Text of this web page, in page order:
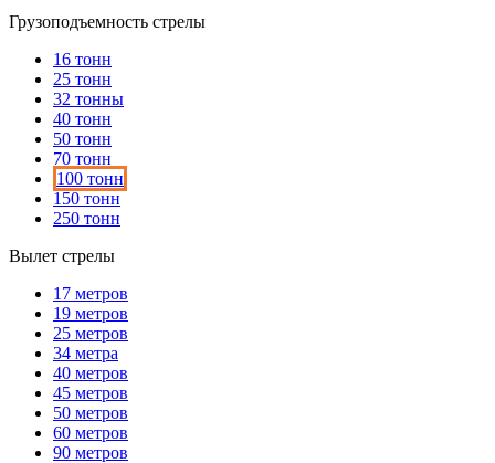
Грузоподъемность стрелы
16 тонн
25 тонн
32 тонны
40 тонн
50 тонн
70 тонн
100 тонн
150 тонн
250 тонн
Вылет стрелы
17 метров
19 метров
25 метров
34 метра
40 метров
45 метров
50 метров
60 метров
90 метров